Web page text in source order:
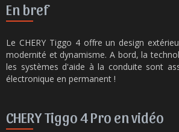
En bref
Le CHERY Tiggo 4 offre un design
modernité et dynamisme. A bord, la
les systèmes d'aide à la conduite sont
électronique en permanent !
CHERY Tiggo 4 Pro en vidéo